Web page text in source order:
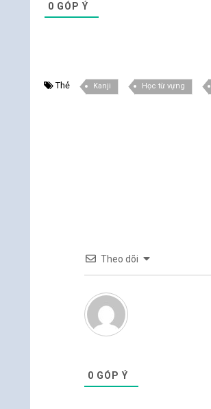
0 GÓP Ý
Thẻ Kanji Học từ vựng
Theo dõi
0 GÓP Ý